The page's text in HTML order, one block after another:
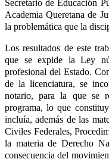
Secretario de Educación
Academia Queretana de
la problemática que la
Los resultados de este
que se expide la Ley
profesional del Estado.
de la licenciatura, se
notario, para la que se
programa, lo que
incluía, además de las
Civiles Federales,
la materia de Derecho
consecuencia del